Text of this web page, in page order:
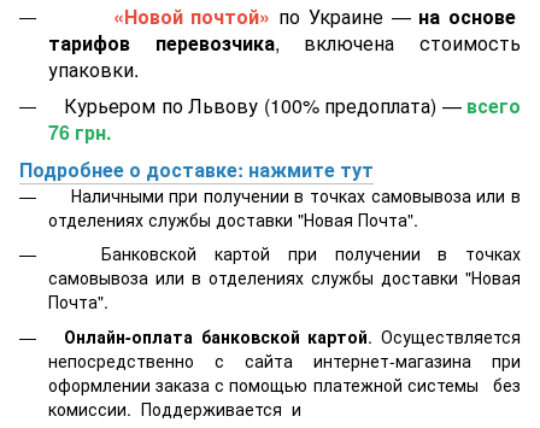
«Новой почтой» по Украине — на основе
тарифов перевозчика, включена стоимость
упаковки.
Курьером по Львову (100% предоплата) — всего
76 грн.
Подробнее о доставке: нажмите тут
Наличными при получении в точках самовывоза или в
отделениях службы доставки "Новая Почта".
Банковской картой при получении в точках
самовывоза или в отделениях службы доставки "Новая
Почта".
Онлайн-оплата банковской картой. Осуществляется
непосредственно с сайта интернет-магазина при
оформлении заказа с помощью платежной системы
без
комиссии. Поддерживается и